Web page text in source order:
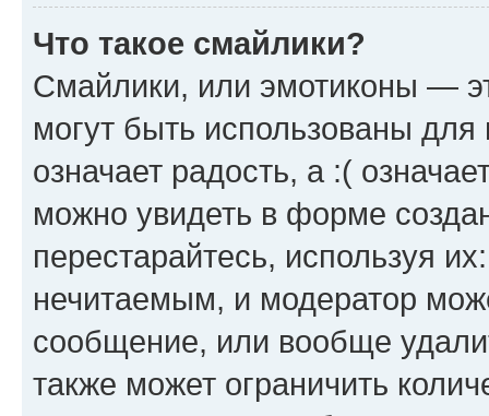
Что такое смайлики?
Смайлики, или эмотиконы —
могут быть использованы
означает радость, а :(
можно увидеть в форме
перестарайтесь, используя
нечитаемым, и модератор
сообщение, или вообще
также может ограничить